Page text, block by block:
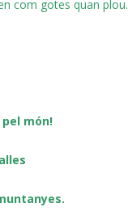
com gotes quan plou.
món!